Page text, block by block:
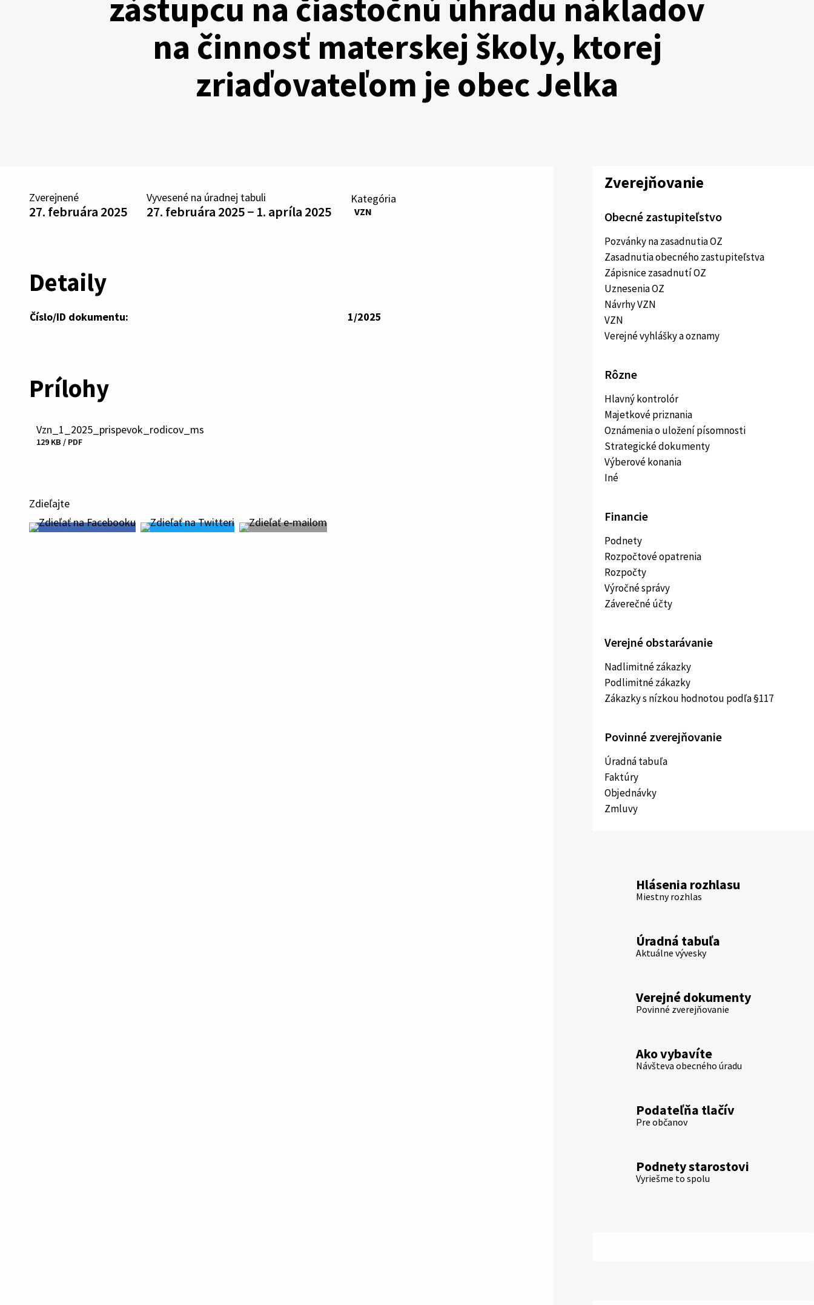
zástupcu na čiastočnú úhradu nákladov
na činnosť materskej školy, ktorej
zriaďovateľom je obec Jelka
Zverejnené
27. februára 2025
Vyvesené na úradnej tabuli
27. februára 2025 − 1. apríla 2025
Kategória
VZN
Detaily
Číslo/ID dokumentu: 1/2025
Prílohy
Stiahnuť
Vzn_1_2025_prispevok_rodicov_ms
129 KB / PDF
Zdieľajte
Zverejňovanie
Obecné zastupiteľstvo
Pozvánky na zasadnutia OZ
Zasadnutia obecného zastupiteľstva
Zápisnice zasadnutí OZ
Uznesenia OZ
Návrhy VZN
VZN
Verejné vyhlášky a oznamy
Rôzne
Hlavný kontrolór
Majetkové priznania
Oznámenia o uložení písomnosti
Strategické dokumenty
Výberové konania
Iné
Financie
Podnety
Rozpočtové opatrenia
Rozpočty
Výročné správy
Záverečné účty
Verejné obstarávanie
Nadlimitné zákazky
Podlimitné zákazky
Zákazky s nízkou hodnotou podľa §117
Povinné zverejňovanie
Úradná tabuľa
Faktúry
Objednávky
Zmluvy
Hlásenia rozhlasu
Miestny rozhlas
Úradná tabuľa
Aktuálne vývesky
Verejné dokumenty
Povinné zverejňovanie
Ako vybavíte
Návšteva obecného úradu
Podateľňa tlačív
Pre občanov
Podnety starostovi
Vyriešme to spolu